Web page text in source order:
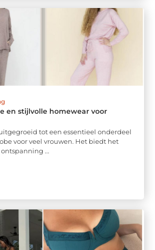
en stijlvolle homewear voor
tot een essentieel onderdeel
voor veel vrouwen. Het biedt het
...